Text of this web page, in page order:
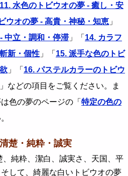
11. 水色のトビウオの夢 - 癒し・安
ウオの夢 - 高貴・神秘・知恵 」
中立・調和・停滞 」「 14. カラフ
新・個性 」「 15. 派手な色のトビ
」「 16. パステルカラーのトビウ
」などの項目をご覧ください。ま
色の夢のページの「 特定の色の
楚・純粋・誠実
純粋、潔白、誠実さ、天国、平
して、綺麗な白いトビウオの夢